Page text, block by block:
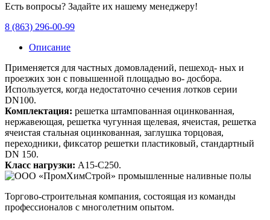
Есть вопросы? Задайте их нашему менеджеру!
8 (863) 296-00-99
Описание
Применяется для частных домовладений, пешеход- ных и
проезжих зон с повышенной площадью во- досбора.
Используется, когда недостаточно сечения лотков серии
DN100.
Комплектация: решетка штампованная оцинкованная,
нержавеющая, решетка чугунная щелевая, ячеистая, решетка
ячеистая стальная оцинкованная, заглушка торцовая,
переходники, фиксатор решетки пластиковый, стандартный
DN 150.
Класс нагрузки: A15-C250.
Торгово-строительная компания, состоящая из команды
профессионалов с многолетним опытом.